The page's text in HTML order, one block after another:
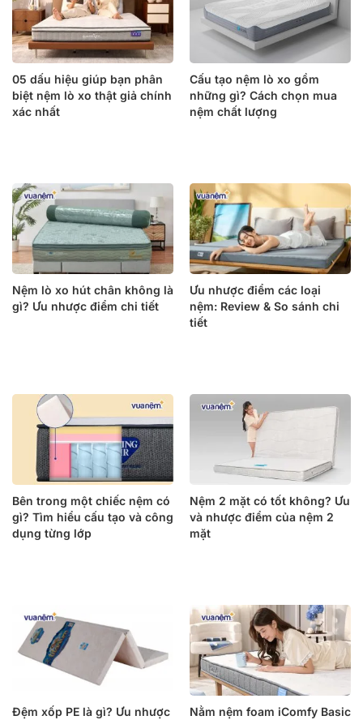
05 dấu hiệu giúp bạn phân
biệt nệm lò xo thật giả chính
xác nhất
Cấu tạo nệm lò xo gồm
những gì? Cách chọn mua
nệm chất lượng
Nệm lò xo hút chân không là
gì? Ưu nhược điểm chi tiết
Ưu nhược điểm các loại
nệm: Review & So sánh chi
tiết
Bên trong một chiếc nệm có
gì? Tìm hiểu cấu tạo và công
dụng từng lớp
Nệm 2 mặt có tốt không? Ưu
và nhược điểm của nệm 2
mặt
Đệm xốp PE là gì? Ưu nhược
Nằm nệm foam iComfy Basic